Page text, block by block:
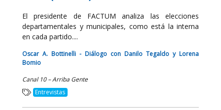
El presidente de FACTUM analiza las elecciones
departamentales y municipales, como está la interna
en cada partido....
Oscar A. Bottinelli - Diálogo con Danilo Tegaldo y Lorena
Bomio
Canal 10 – Arriba Gente
Entrevistas